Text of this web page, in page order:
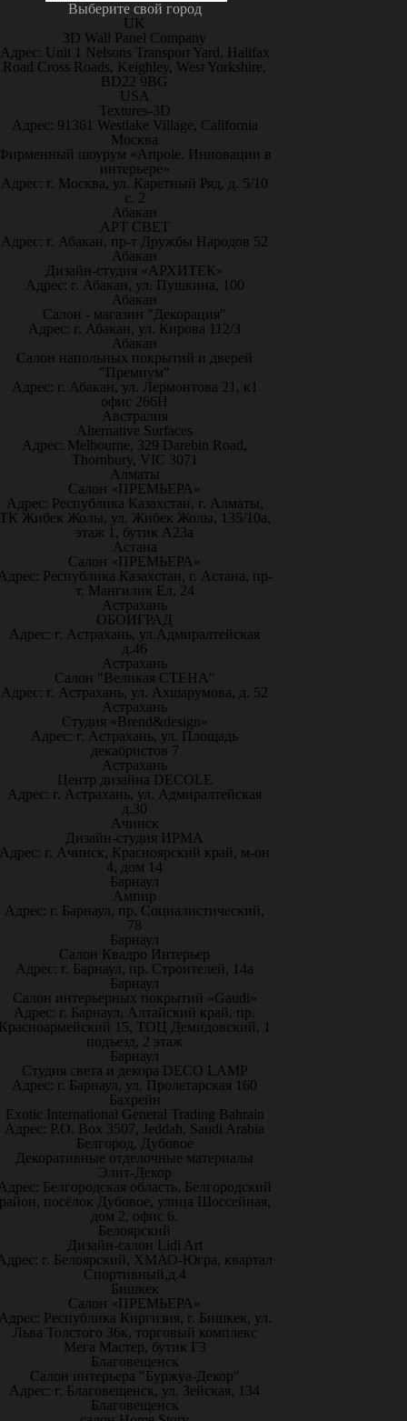
Выберите свой город
UK
3D Wall Panel Company
Адрес: Unit 1 Nelsons Transport Yard, Halifax
Road Cross Roads, Keighley, West Yorkshire,
BD22 9BG
USA
Textures-3D
Адрес: 91361 Westlake Village, California
Москва
шоурум «Artpole. Инновации в
интерьере»
Адрес: г. Москва, ул. Каретный Ряд, д. 5/10
с. 2
Абакан
АРТ СВЕТ
Адрес: г. Абакан, пр-т Дружбы Народов 52
Абакан
Дизайн-студия «АРХИТЕК»
Адрес: г. Абакан, ул. Пушкина, 100
Абакан
Салон - магазин "Декорация"
Адрес: г. Абакан, ул. Кирова 112/3
Абакан
Салон напольных покрытий и дверей
"Премиум"
Адрес: г. Абакан, ул. Лермонтова 21, к1
офис 266Н
Австралия
Alternative Surfaces
Адрес: Melbourne, 329 Darebin Road,
Thornbury, VIC 3071
Алматы
Салон «ПРЕМЬЕРА»
Адрес: Республика Казахстан, г. Алматы,
Жибек Жолы, ул. Жибек Жолы, 135/10а,
этаж 1, бутик А23а
Астана
Салон «ПРЕМЬЕРА»
Республика Казахстан, г. Астана, пр-
т. Мангилик Ел, 24
Астрахань
ОБОИГРАД
Адрес: г. Астрахань, ул.Адмиралтейская
д.46
Астрахань
Салон "Великая СТЕНА"
Адрес: г. Астрахань, ул. Ахшарумова, д. 52
Астрахань
Студия «Brend&design»
Адрес: г. Астрахань, ул. Площадь
декабристов 7
Астрахань
Центр дизайна DECOLE
Адрес: г. Астрахань, ул. Адмиралтейская
д.30
Ачинск
Дизайн-студия ИРМА
Адрес: г. Ачинск, Красноярский край, м-он
4, дом 14
Барнаул
Ампир
Адрес: г. Барнаул, пр. Социалистический,
78
Барнаул
Салон Квадро Интерьер
Адрес: г. Барнаул, пр. Строителей, 14а
Барнаул
Салон интерьерных покрытий «Gaudi»
Адрес: г. Барнаул, Алтайский край, пр.
15, ТОЦ Демидовский, 1
подъезд, 2 этаж
Барнаул
Студия света и декора DECO LAMP
Адрес: г. Барнаул, ул. Пролетарская 160
Бахрейн
Exotic International General Trading Bahrain
Адрес: P.O. Box 3507, Jeddah, Saudi Arabia
Белгород, Дубовое
Декоративные отделочные материалы
Элит-Декор
Белгородская область, Белгородский
посёлок Дубовое, улица Шоссейная,
дом 2, офис 6.
Белоярский
Дизайн-салон Lidi Art
г. Белоярский, ХМАО-Югра, квартал
Спортивный,д.4
Бишкек
Салон «ПРЕМЬЕРА»
Республика Киргизия, г. Бишкек, ул.
Льва Толстого 36к, торговый комплекс
Мега Мастер, бутик Г3
Благовещенск
Салон интерьера "Буржуа-Декор"
Адрес: г. Благовещенск, ул. Зейская, 134
Благовещенск